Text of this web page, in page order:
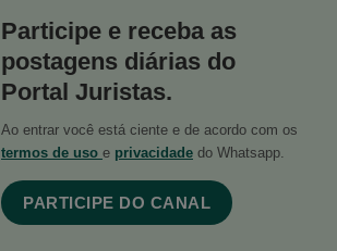
Participe e receba as
postagens diárias do
Portal Juristas.
Ao entrar você está ciente e de acordo com os
termos de uso e privacidade do Whatsapp.
PARTICIPE DO CANAL